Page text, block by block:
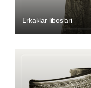
Erkaklar liboslari